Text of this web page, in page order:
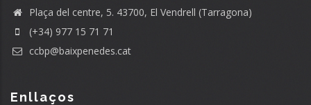
Plaça del centre, 5. 43700, El Vendrell (Tarragona)
(+34) 977 15 71 71
ccbp@baixpenedes.cat
Enllaços